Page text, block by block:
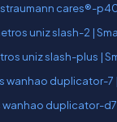
cares®-
uniz slash-2 |
uniz slash-plus |
wanhao duplicator-7
wanhao duplicator-d7